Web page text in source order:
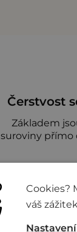
Čerstvost
Základem
suroviny přímo
Cookies?
váš
Nastavení